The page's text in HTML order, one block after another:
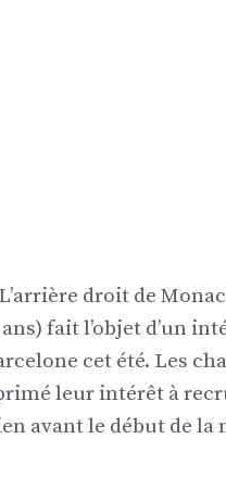
L’arrière droit de
fait l’objet d’un
cet été. Les
leur intérêt à
avant le début de la